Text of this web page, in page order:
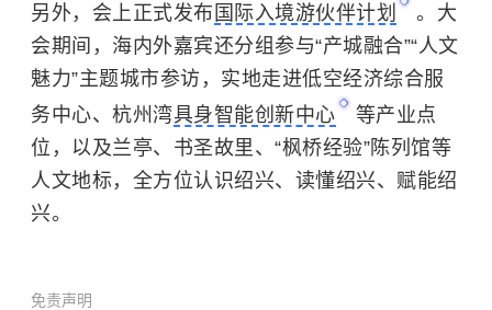
另外，会上正式发布 国际入境游伙伴计划
。大
会期间，海内外嘉宾还分组参与“产城融合”“人文
魅力”主题城市参访，实地走进低空经济综合服
务中心、杭州湾具身智能创新中心
等产业点
位，以及兰亭、 书圣故里 、“枫桥经验”陈列馆等
人文地标，全方位认识绍兴、读懂绍兴、赋能绍
兴。
免责声明